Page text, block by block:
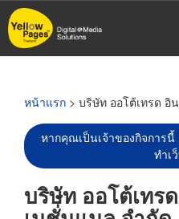
ข้าม
ไป
หน้าแรก > บริษัท ออโต้เทรด อิ
หากคุณเป็นเจ้าของกิจการ
ทำเ
บริษัท ออโต้เทร